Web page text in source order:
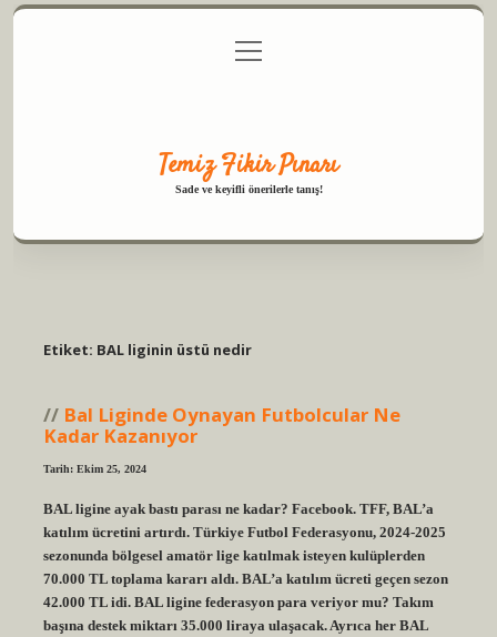
Gizlilik Politikası
menüyü
aç
Temiz Fikir Pınarı
Sade ve keyifli önerilerle tanış!
Etiket: BAL liginin üstü nedir
Bal Liginde Oynayan Futbolcular Ne
Kadar Kazanıyor
Tarih: Ekim 25, 2024
BAL ligine ayak bastı parası ne kadar? Facebook. TFF, BAL’a
katılım ücretini artırdı. Türkiye Futbol Federasyonu, 2024-2025
sezonunda bölgesel amatör lige katılmak isteyen kulüplerden
70.000 TL toplama kararı aldı. BAL’a katılım ücreti geçen sezon
42.000 TL idi. BAL ligine federasyon para veriyor mu? Takım
başına destek miktarı 35.000 liraya ulaşacak. Ayrıca her BAL